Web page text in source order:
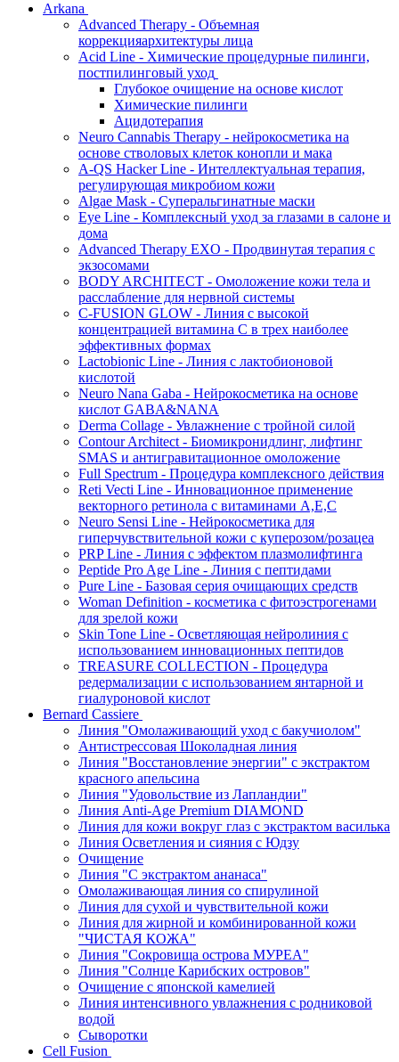
Arkana
Advanced Therapy - Объемная
коррекцияархитектуры лица
Acid Line - Химические процедурные пилинги,
постпилинговый уход
Глубокое очищение на основе кислот
Химические пилинги
Ацидотерапия
Neuro Cannabis Therapy - нейрокосметика на
основе стволовых клеток конопли и мака
A-QS Hacker Line - Интеллектуальная терапия,
регулирующая микробиом кожи
Algae Mask - Суперальгинатные маски
Eye Line - Комплексный уход за глазами в салоне и
дома
Advanced Therapy EXO - Продвинутая терапия с
экзосомами
BODY ARCHITECT - Омоложение кожи тела и
расслабление для нервной системы
C-FUSION GLOW - Линия с высокой
концентрацией витамина C в трех наиболее
эффективных формах
Lactobionic Line - Линия с лактобионовой
кислотой
Neuro Nana Gaba - Нейрокосметика на основе
кислот GABA&NANA
Derma Collage - Увлажнение с тройной силой
Contour Architect - Биомикронидлинг, лифтинг
SMAS и антигравитационное омоложение
Full Spectrum - Процедура комплексного действия
Reti Vecti Line - Инновационное применение
векторного ретинола с витаминами A,Е,С
Neuro Sensi Line - Нейрокосметика для
гиперчувствительной кожи с куперозом/розацеа
PRP Line - Линия с эффектом плазмолифтинга
Peptide Pro Age Line - Линия с пептидами
Pure Line - Базовая серия очищающих средств
Woman Definition - косметика с фитоэстрогенами
для зрелой кожи
Skin Tone Line - Осветляющая нейролиния с
использованием инновационных пептидов
TREASURE COLLECTION - Процедура
редермализации с использованием янтарной и
гиалуроновой кислот
Bernard Cassiere
Линия "Омолаживающий уход с бакучиолом"
Антистрессовая Шоколадная линия
Линия "Восстановление энергии" с экстрактом
красного апельсина
Линия "Удовольствие из Лапландии"
Линия Anti-Age Premium DIAMOND
Линия для кожи вокруг глаз с экстрактом василька
Линия Осветления и сияния с Юдзу
Очищение
Линия "С экстрактом ананаса"
Омолаживающая линия со спирулиной
Линия для сухой и чувствительной кожи
Линия для жирной и комбинированной кожи
"ЧИСТАЯ КОЖА"
Линия "Сокровища острова МУРЕА"
Линия "Солнце Карибских островов"
Очищение с японской камелией
Линия интенсивного увлажнения с родниковой
водой
Сыворотки
Cell Fusion